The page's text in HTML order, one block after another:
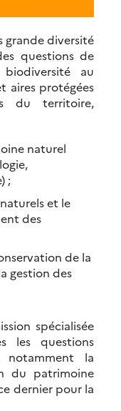
grande diversité
questions de
au
aires protégées
du territoire,
naturel
;
et le
des
de la
gestion des
spécialisée
les questions
notamment la
du patrimoine
dernier pour la